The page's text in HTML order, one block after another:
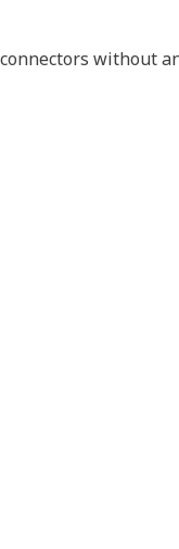
without